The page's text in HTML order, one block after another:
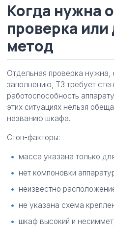
Когда нужна
проверка или
метод
Отдельная проверка нужна,
заполнению, ТЗ требует
работоспособность
этих ситуациях нельзя
названию шкафа.
Стоп-факторы:
масса указана только
нет компоновки
неизвестно
не указана схема
шкаф высокий и